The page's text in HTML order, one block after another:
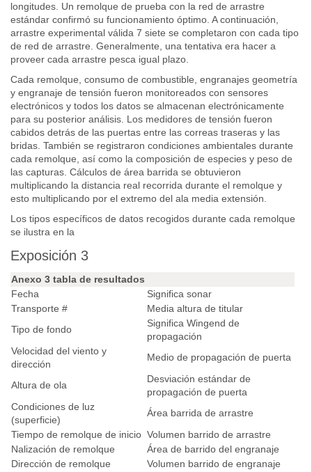
longitudes. Un remolque de prueba con la red de arrastre
estándar confirmó su funcionamiento óptimo. A continuación,
arrastre experimental válida 7 siete se completaron con cada tipo
de red de arrastre. Generalmente, una tentativa era hacer a
proveer cada arrastre pesca igual plazo.
Cada remolque, consumo de combustible, engranajes geometría
y engranaje de tensión fueron monitoreados con sensores
electrónicos y todos los datos se almacenan electrónicamente
para su posterior análisis. Los medidores de tensión fueron
cabidos detrás de las puertas entre las correas traseras y las
bridas. También se registraron condiciones ambientales durante
cada remolque, así como la composición de especies y peso de
las capturas. Cálculos de área barrida se obtuvieron
multiplicando la distancia real recorrida durante el remolque y
esto multiplicando por el extremo del ala media extensión.
Los tipos específicos de datos recogidos durante cada remolque
se ilustra en la
Exposición 3
Anexo 3 tabla de resultados
Fecha
Significa sonar
Transporte #
Media altura de titular
Tipo de fondo
Significa Wingend de
propagación
Velocidad del viento y
dirección
Medio de propagación de puerta
Altura de ola
Desviación estándar de
propagación de puerta
Condiciones de luz
(superficie)
Área barrida de arrastre
Tiempo de remolque de inicio Volumen barrido de arrastre
Nalización de remolque
Área de barrido del engranaje
Dirección de remolque
Volumen barrido de engranaje